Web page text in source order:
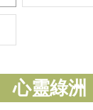
心靈綠洲